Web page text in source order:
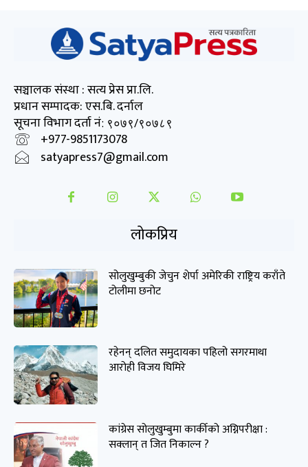
सञ्चालक संस्था : सत्य प्रेस प्रा.लि.
प्रधान सम्पादक: एस.बि. दर्नाल
सूचना विभाग दर्ता नं: ९०७९/९०७८९
+977-9851173078
satyapress7@gmail.com
लोकप्रिय
सोलुखुम्बुकी जेचुन शेर्पा अमेरिकी राष्ट्रिय कराँते
टोलीमा छनोट
रहेनन् दलित समुदायका पहिलो सगरमाथा
आरोही विजय घिमिरे
कांग्रेस सोलुखुम्बुमा कार्कीको अग्निपरीक्षा :
सक्लान् त जित निकाल्न ?